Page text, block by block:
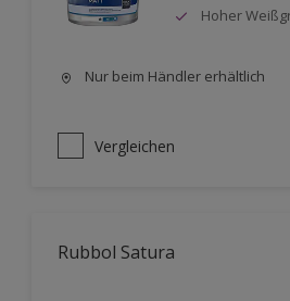
Hoher
Nur beim Händler erhältlich
Vergleichen
Rubbol Satura